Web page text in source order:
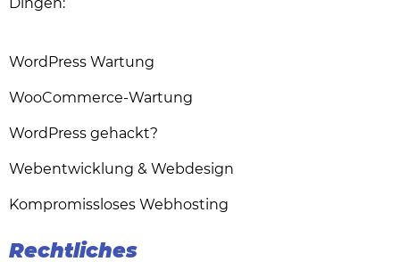
Dingen:
WordPress Wartung
WooCommerce-Wartung
WordPress gehackt?
Webentwicklung & Webdesign
Kompromissloses Webhosting
Rechtliches